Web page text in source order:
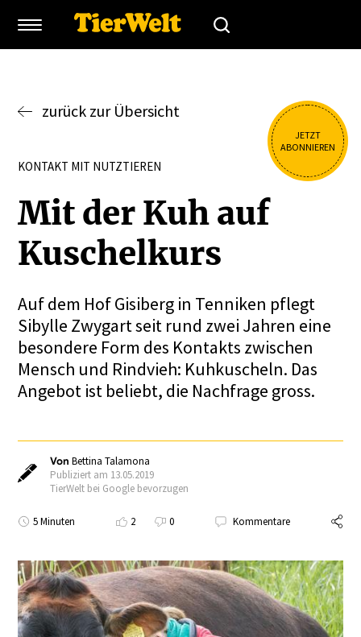
JETZT
ABONNIEREN
zurück zur Übersicht
KONTAKT MIT NUTZTIEREN
Mit der Kuh auf
Kuschelkurs
Auf dem Hof Gisiberg in Tenniken pflegt
Sibylle Zwygart seit rund zwei Jahren eine
besondere Form des Kontakts zwischen
Mensch und Rindvieh: Kuhkuscheln. Das
Angebot ist beliebt, die Nachfrage gross.
VonBettina Talamona
Publiziert am 13.05.2019
TierWelt bei Google bevorzugen
5 Minuten 2 0 Kommentare